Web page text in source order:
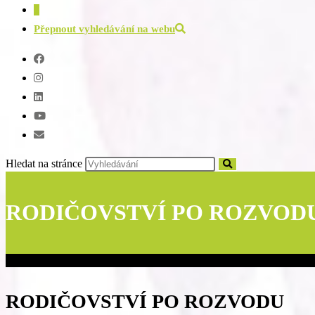
Přepnout vyhledávání na webu
Hledat na stránce
RODIČOVSTVÍ PO
RODIČOVSTVÍ PO ROZVODU